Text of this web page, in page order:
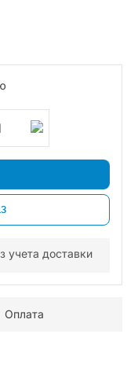
учета доставки
Оплата